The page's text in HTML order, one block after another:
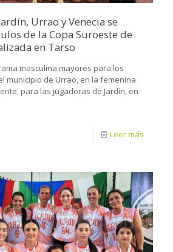
Urrao y Venecia se
de la Copa Suroeste de
en Tarso
masculina mayores para los
municipio de Urrao, en la femenina
para las jugadoras de Jardín, en
Leer más